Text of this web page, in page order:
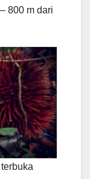
800 m dari